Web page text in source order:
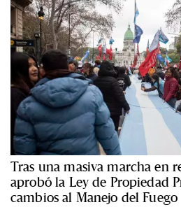
Tras una masiva marcha en
aprobó la Ley de Propiedad
cambios al Manejo del Fuego